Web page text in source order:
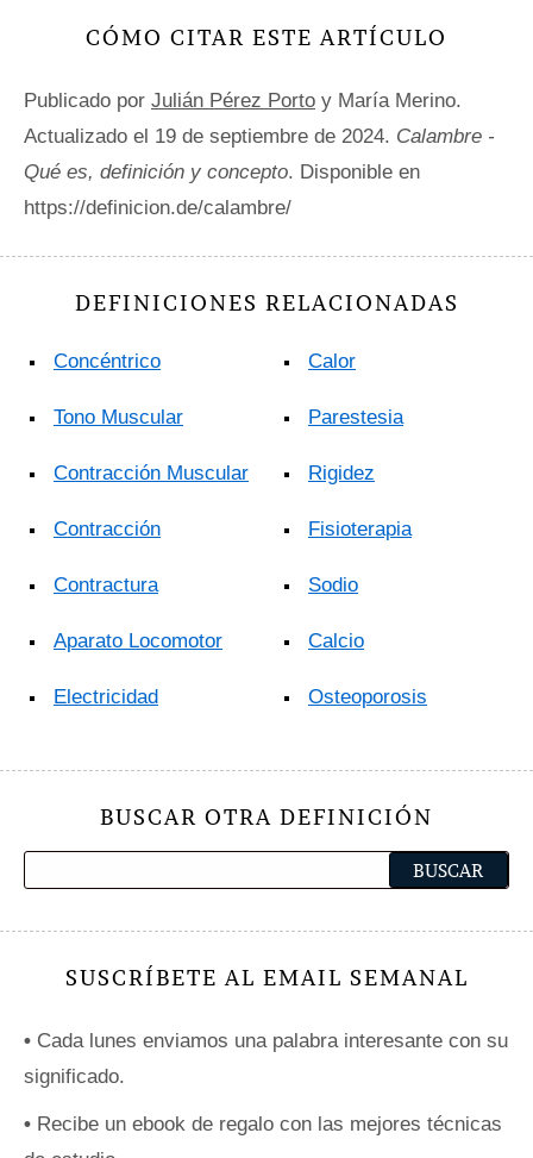
CÓMO CITAR ESTE ARTÍCULO
Publicado por Julián Pérez Porto y María Merino.
Actualizado el 19 de septiembre de 2024. Calambre -
Qué es, definición y concepto. Disponible en
https://definicion.de/calambre/
DEFINICIONES RELACIONADAS
Concéntrico
Tono Muscular
Contracción Muscular
Contracción
Contractura
Aparato Locomotor
Electricidad
Calor
Parestesia
Rigidez
Fisioterapia
Sodio
Calcio
Osteoporosis
BUSCAR OTRA DEFINICIÓN
SUSCRÍBETE AL EMAIL SEMANAL
• Cada lunes enviamos una palabra interesante con su
significado.
• Recibe un ebook de regalo con las mejores técnicas